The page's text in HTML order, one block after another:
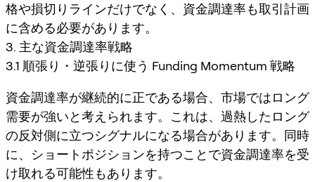
格や損切りラインだけでなく、資金調達率も取引計画
に含める必要があります。
3. 主な資金調達率戦略
3.1 順張り・逆張りに使う Funding Momentum 戦略
資金調達率が継続的に正である場合、市場ではロング
需要が強いと考えられます。これは、過熱したロング
の反対側に立つシグナルになる場合があります。同時
に、ショートポジションを持つことで資金調達率を受
け取れる可能性もあります。